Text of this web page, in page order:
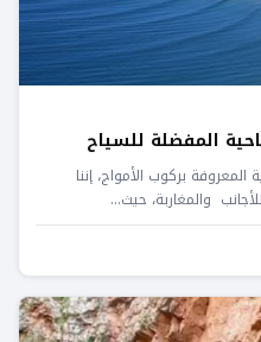
المعروفة بركوب الأمواج، إننا
والمغاربة، حيث...